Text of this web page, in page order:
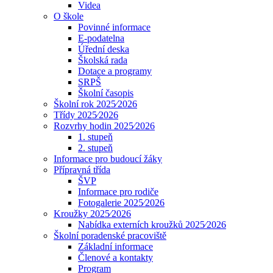
Videa
O škole
Povinné informace
E-podatelna
Úřední deska
Školská rada
Dotace a programy
SRPŠ
Školní časopis
Školní rok 2025⁄2026
Třídy 2025⁄2026
Rozvrhy hodin 2025⁄2026
1. stupeň
2. stupeň
Informace pro budoucí žáky
Přípravná třída
ŠVP
Informace pro rodiče
Fotogalerie 2025⁄2026
Kroužky 2025⁄2026
Nabídka externích kroužků 2025⁄2026
Školní poradenské pracoviště
Základní informace
Členové a kontakty
Program